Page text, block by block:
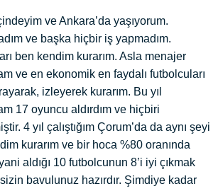
ve Ankara’da yaşıyorum.
ve başka hiçbir iş yapmadım.
ben kendim kurarım. Asla menajer
ve en ekonomik en faydalı futbolcuları
izleyerek kurarım. Bu yıl
17 oyuncu aldırdım ve hiçbiri
4 yıl çalıştığım Çorum’da da aynı şeyi
kurarım ve bir hoca %80 oranında
aldığı 10 futbolcunun 8’i iyi çıkmak
bavulunuz hazırdır. Şimdiye kadar